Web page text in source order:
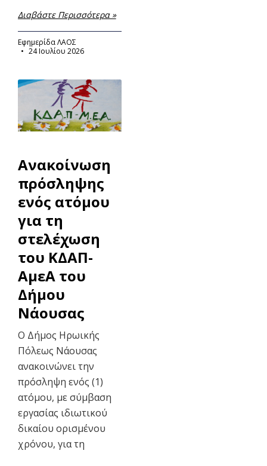
Διαβάστε Περισσότερα »
Εφημερίδα ΛΑΟΣ
24 Ιουλίου 2026
Ανακοίνωση
πρόσληψης
ενός ατόμου
για τη
στελέχωση
του ΚΔΑΠ-
ΑμεΑ του
Δήμου
Νάουσας
Ο Δήμος Ηρωικής
Πόλεως Νάουσας
ανακοινώνει την
πρόσληψη ενός (1)
ατόμου, με σύμβαση
εργασίας ιδιωτικού
δικαίου ορισμένου
χρόνου, για τη